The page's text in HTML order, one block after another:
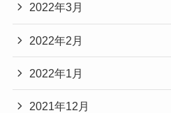
2022年3月
2022年2月
2022年1月
2021年12月